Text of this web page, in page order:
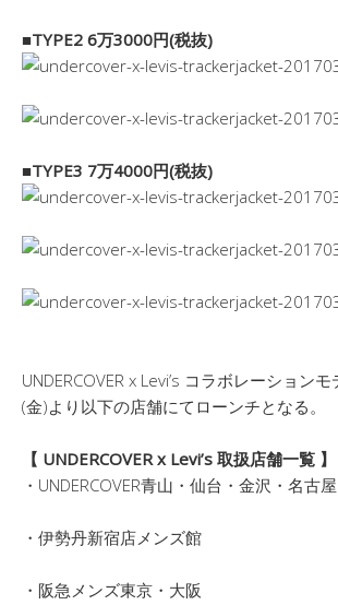
■TYPE2 6万3000円(税抜)
■TYPE3 7万4000円(税抜)
UNDERCOVER x Levi’s コラボレーション
(金)より以下の店舗にてローンチとなる。
【 UNDERCOVER x Levi’s 取扱店舗一覧 】
・UNDERCOVER青山・仙台・金沢・名古屋
・伊勢丹新宿店メンズ館
・阪急メンズ東京・大阪